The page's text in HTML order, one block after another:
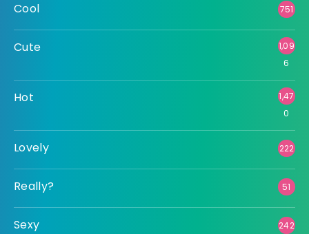
Cool 751
Cute
1,09
6
Hot
1,47
0
Lovely 222
Really? 51
Sexy 242